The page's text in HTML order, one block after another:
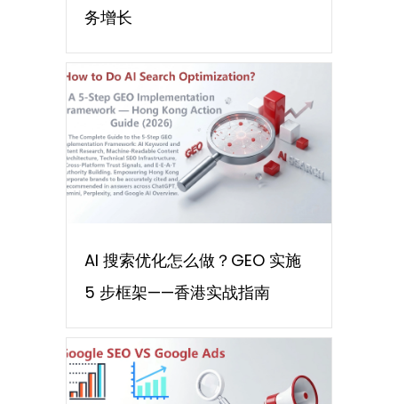
务增长
AI 搜索优化怎么做？GEO 实施
5 步框架——香港实战指南